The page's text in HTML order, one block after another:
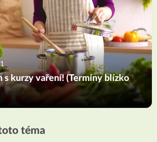
s kurzy vaření! (Termíny blízko
téma